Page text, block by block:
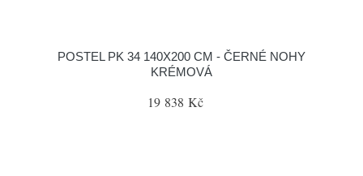
POSTEL PK 34 140X200 CM - ČERNÉ NOHY
KRÉMOVÁ
19 838 Kč